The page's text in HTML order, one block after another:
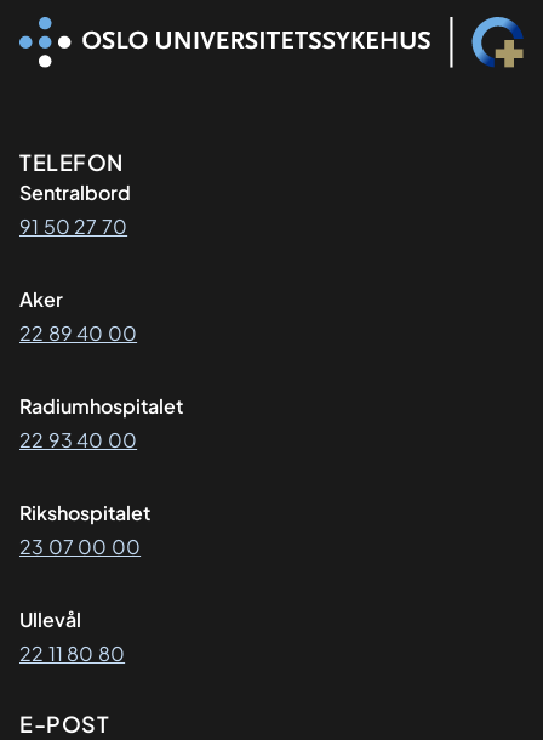
Kontaktinformasjon
TELEFON
Sentralbord
91 50 27 70
Aker
22 89 40 00
Radiumhospitalet
22 93 40 00
Rikshospitalet
23 07 00 00
Ullevål
22 11 80 80
E-POST